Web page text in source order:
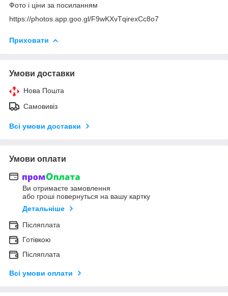
Фото і ціни за посиланням
https://photos.app.goo.gl/F9wKXvTqirexCc8o7
Приховати
Умови доставки
Нова Пошта
Самовивіз
Всі умови доставки
Умови оплати
Ви отримаєте замовлення
або гроші повернуться на вашу картку
Детальніше
Післяплата
Готівкою
Післяплата
Всі умови оплати